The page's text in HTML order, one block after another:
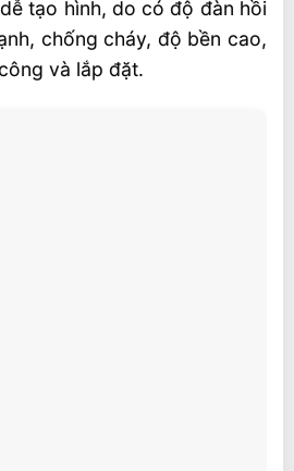
tạo hình, do có độ đàn hồi
chống cháy, độ bền cao,
và lắp đặt.